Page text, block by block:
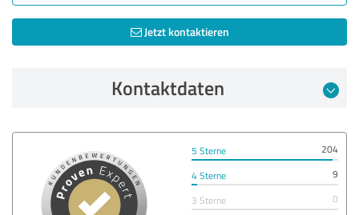
Jetzt kontaktieren
Kontaktdaten
5 Sterne
204
4 Sterne
9
3 Sterne
0